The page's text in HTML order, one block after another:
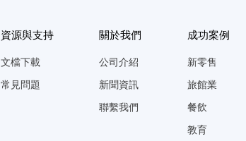
資源與支持
文檔下載
常見問題
關於我們
公司介紹
新聞資訊
聯繫我們
成功案例
新零售
旅館業
餐飲
教育